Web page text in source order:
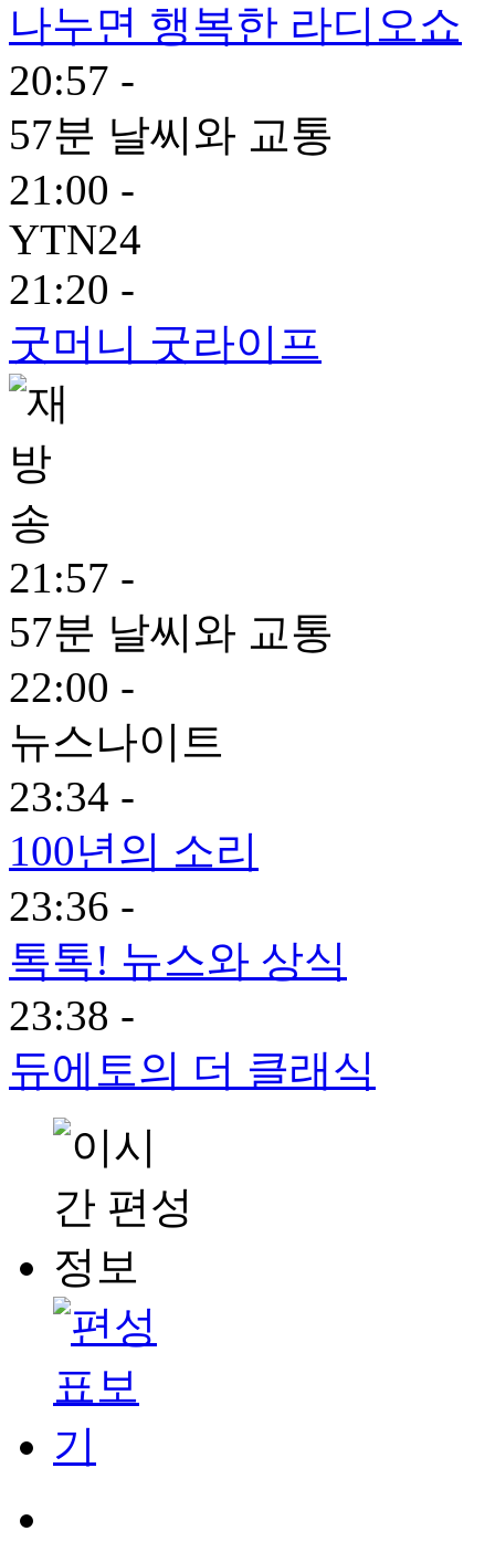
나누면 행복한 라디오쇼
20:57 -
57분 날씨와 교통
21:00 -
YTN24
21:20 -
굿머니 굿라이프
21:57 -
57분 날씨와 교통
22:00 -
뉴스나이트
23:34 -
100년의 소리
23:36 -
톡톡! 뉴스와 상식
23:38 -
듀에토의 더 클래식